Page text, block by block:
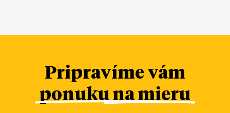
Pripravíme vám
ponuku na mieru